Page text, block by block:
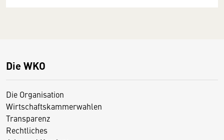
Die WKO
Die Organisation
Wirtschaftskammerwahlen
Transparenz
Rechtliches